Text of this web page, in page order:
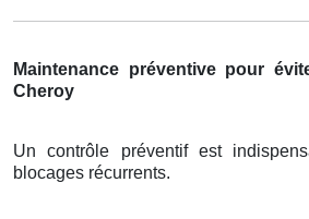
Maintenance préventive pour
Cheroy
Un contrôle préventif est
blocages récurrents.